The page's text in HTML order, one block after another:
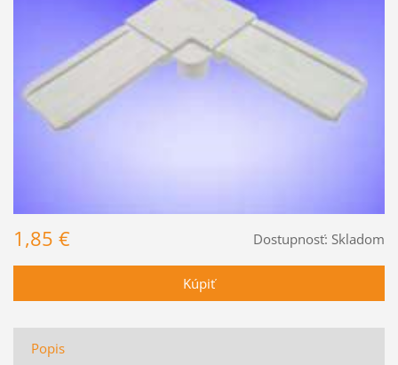
Dostupnosť: Skladom
1,85 €
Popis